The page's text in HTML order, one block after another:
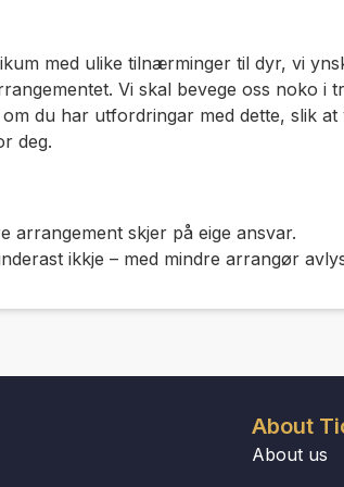
med ulike tilnærminger til dyr, vi
Vi skal bevege oss noko i
du har utfordringar med dette, slik at
deg.
arrangement skjer på eige ansvar.
ikkje – med mindre arrangør
About
About us